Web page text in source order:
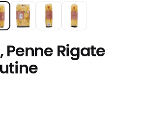
Penne Rigate